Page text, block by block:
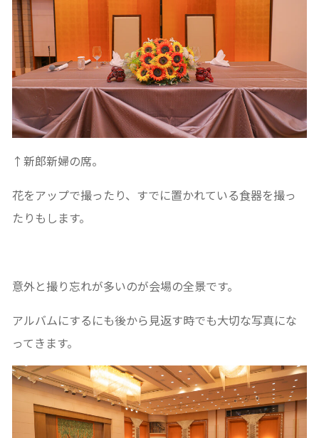
↑新郎新婦の席。
花をアップで撮ったり、すでに置かれている食器を撮っ
たりもします。
意外と撮り忘れが多いのが会場の全景です。
アルバムにするにも後から見返す時でも大切な写真にな
ってきます。